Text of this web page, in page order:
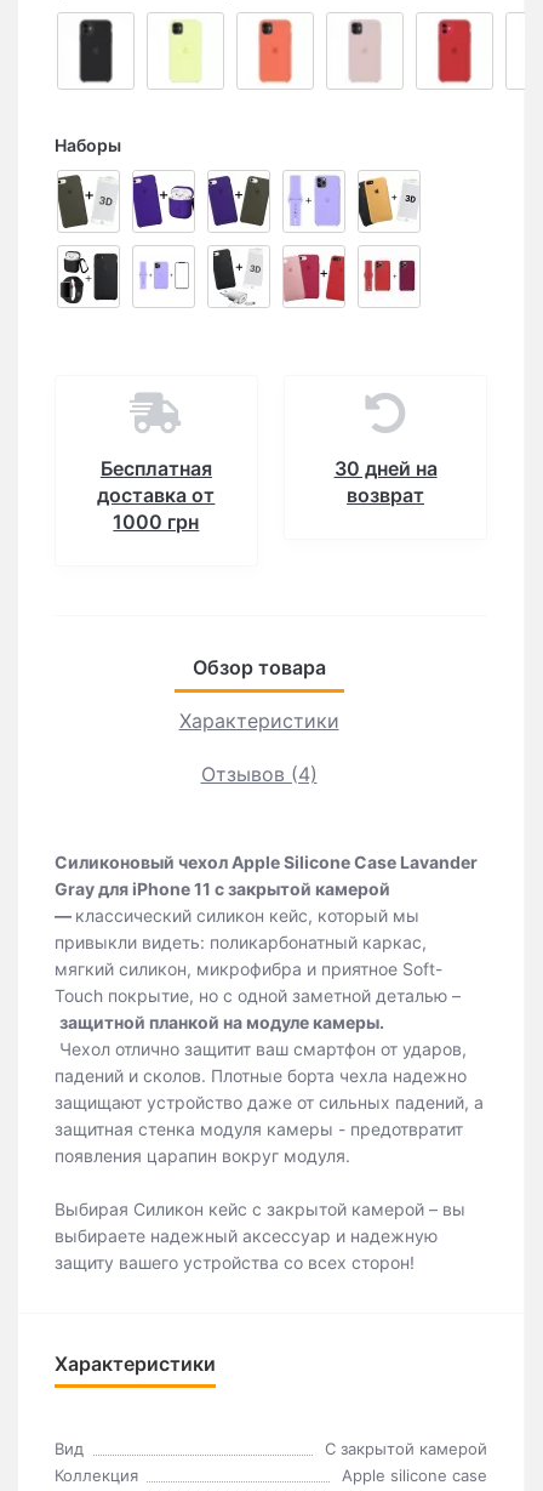
Наборы
Бесплатная
доставка от
1000 грн
30 дней на
возврат
Обзор товара
Характеристики
Отзывов (4)
Силиконовый чехол Apple Silicone Case Lavander
Gray для iPhone 11 с закрытой камерой
— классический силикон кейс, который мы
привыкли видеть: поликарбонатный каркас,
мягкий силикон, микрофибра и приятное Soft-
Touch покрытие, но с одной заметной деталью –
защитной планкой на модуле камеры.
Чехол отлично защитит ваш смартфон от ударов,
падений и сколов. Плотные борта чехла надежно
защищают устройство даже от сильных падений, а
защитная стенка модуля камеры - предотвратит
появления царапин вокруг модуля.
Выбирая Силикон кейс с закрытой камерой – вы
выбираете надежный аксессуар и надежную
защиту вашего устройства со всех сторон!
Характеристики
Вид
С закрытой камерой
Коллекция
Apple silicone case